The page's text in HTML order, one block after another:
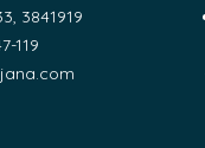
3841919
119